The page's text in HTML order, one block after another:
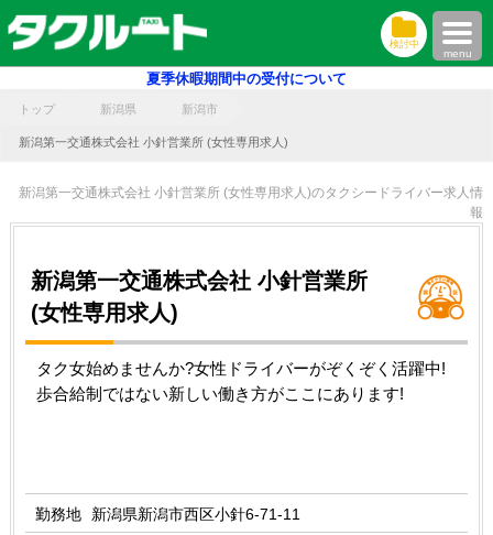
検討中
menu
夏季休暇期間中の受付について
トップ 新潟県 新潟市
新潟第一交通株式会社 小針営業所 (女性専用求人)
新潟第一交通株式会社 小針営業所 (女性専用求人)のタクシードライバー求人情
報
新潟第一交通株式会社 小針営業所
(女性専用求人)
タク女始めませんか?女性ドライバーがぞくぞく活躍中!
歩合給制ではない新しい働き方がここにあります!
勤務地 新潟県新潟市西区小針6-71-11